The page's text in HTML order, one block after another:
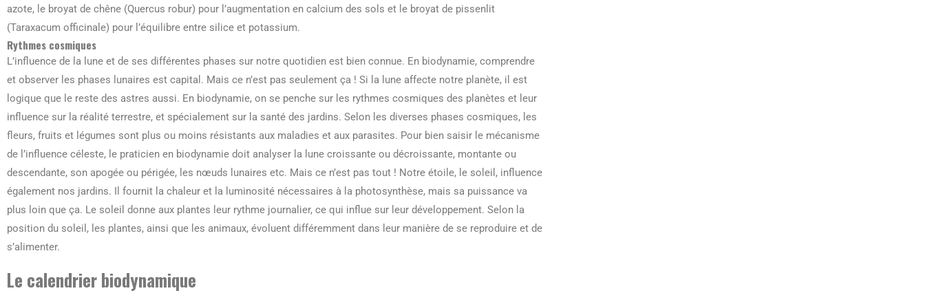
azote, le broyat de chêne (Quercus robur) pour l’augmentation en calcium des sols et le broyat de pissenlit
(Taraxacum officinale) pour l’équilibre entre silice et potassium.
Rythmes cosmiques
L’influence de la lune et de ses différentes phases sur notre quotidien est bien connue. En biodynamie, comprendre
et observer les phases lunaires est capital. Mais ce n’est pas seulement ça ! Si la lune affecte notre planète, il est
logique que le reste des astres aussi. En biodynamie, on se penche sur les rythmes cosmiques des planètes et leur
influence sur la réalité terrestre, et spécialement sur la santé des jardins. Selon les diverses phases cosmiques, les
fleurs, fruits et légumes sont plus ou moins résistants aux maladies et aux parasites. Pour bien saisir le mécanisme
de l’influence céleste, le praticien en biodynamie doit analyser la lune croissante ou décroissante, montante ou
descendante, son apogée ou périgée, les nœuds lunaires etc. Mais ce n’est pas tout ! Notre étoile, le soleil, influence
également nos jardins. Il fournit la chaleur et la luminosité nécessaires à la photosynthèse, mais sa puissance va
plus loin que ça. Le soleil donne aux plantes leur rythme journalier, ce qui influe sur leur développement. Selon la
position du soleil, les plantes, ainsi que les animaux, évoluent différemment dans leur manière de se reproduire et de
s’alimenter.
Le calendrier biodynamique